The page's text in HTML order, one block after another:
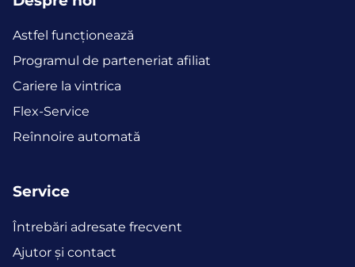
Astfel funcţionează
Programul de parteneriat afiliat
Cariere la vintrica
Flex-Service
Reînnoire automată
Service
Întrebări adresate frecvent
Ajutor și contact